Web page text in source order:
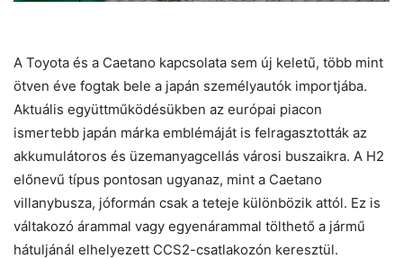
A Toyota és a Caetano kapcsolata sem új keletű, több mint
ötven éve fogtak bele a japán személyautók importjába.
Aktuális együttműködésükben az európai piacon
ismertebb japán márka emblémáját is felragasztották az
akkumulátoros és üzemanyagcellás városi buszaikra. A H2
előnevű típus pontosan ugyanaz, mint a Caetano
villanybusza, jóformán csak a teteje különbözik attól. Ez is
váltakozó árammal vagy egyenárammal tölthető a jármű
hátuljánál elhelyezett CCS2-csatlakozón keresztül.